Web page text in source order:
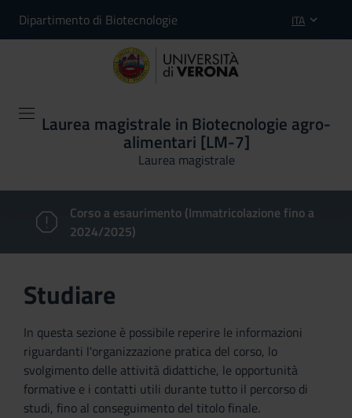
Dipartimento di Biotecnologie ITA
Laurea magistrale in Biotecnologie agro-
alimentari [LM-7]
Laurea magistrale
Corso a esaurimento (Immatricolazione fino a
2024/2025)
Studiare
In questa sezione è possibile reperire le informazioni
riguardanti l'organizzazione pratica del corso, lo
svolgimento delle attività didattiche, le opportunità
formative e i contatti utili durante tutto il percorso di
studi, fino al conseguimento del titolo finale.